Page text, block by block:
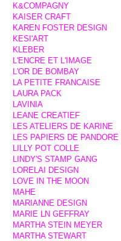
K&COMPAGNY
KAISER CRAFT
KAREN FOSTER DESIGN
KESI'ART
KLEBER
L'ENCRE ET L'IMAGE
L'OR DE BOMBAY
LA PETITE FRANCAISE
LAURA PACK
LAVINIA
LEANE CREATIEF
LES ATELIERS DE KARINE
LES PAPIERS DE PANDORE
LILLY POT COLLE
LINDY'S STAMP GANG
LORELAI DESIGN
LOVE IN THE MOON
MAHE
MARIANNE DESIGN
MARIE LN GEFFRAY
MARTHA STEIN MEYER
MARTHA STEWART